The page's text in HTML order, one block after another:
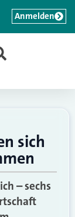
Anmelden
sich
– sechs